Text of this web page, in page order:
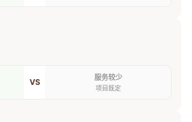
VS 服务较少
项目既定